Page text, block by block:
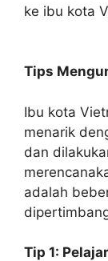
ke ibu kota
Tips
Ibu kota
menarik
dan
adalah
Tip 1: